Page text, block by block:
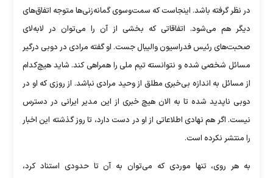
در نظر گرفته باشد. اینجاست که سمت‌وسوی گمانه‌زنی‌ها متوجه اتفاق‌های
دیگر هم می‌شود. اتفاقاتی که بخشی از آن را می‌توان در لابه‌لای
صحبت‌های رئیس فدراسیون والیبال جست. او گفته مرادی در دوبی درگیر
مسائل شخصی شده و نتوانسته تیم ملی را همراهی کند. شاید هیچ‌کدام
از مسائل به اندازه بی‌خبری مطلق از وحید مرادی نباشد. از روزی که او در
دوبی ناپدید شده تا به الان هیچ خبری از این مدیر ایرانی در دسترس
نیست. اگر هم نهادی اطلاعاتی از او در دست دارد، تا روز گذشته این اخبار
را منتشر نکرده است.
به هر روی، تنها موردی که می‌توان به آن تا حدودی استناد کرد،